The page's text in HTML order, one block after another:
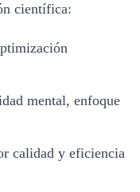
científica:
mental, enfoque
calidad y eficiencia